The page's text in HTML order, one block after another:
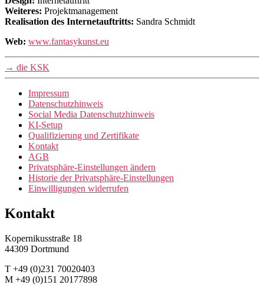
Weiteres: Projektmanagement
Realisation des Internetauftritts: Sandra Schmidt
Web: www.fantasykunst.eu
→ die KSK
Impressum
Datenschutzhinweis
Social Media Datenschutzhinweis
KI-Setup
Qualifizierung und Zertifikate
Kontakt
AGB
Privatsphäre-Einstellungen ändern
Historie der Privatsphäre-Einstellungen
Einwilligungen widerrufen
Kontakt
Kopernikusstraße 18
44309 Dortmund
T +49 (0)231 70020403
M +49 (0)151 20177898